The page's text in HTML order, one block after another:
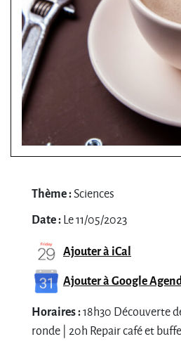
Thème :Sciences
Date : Le 11/05/2023
Ajouter à iCal
Ajouter à Google
Horaires :18h30 Découverte
ronde | 20h Repair café et